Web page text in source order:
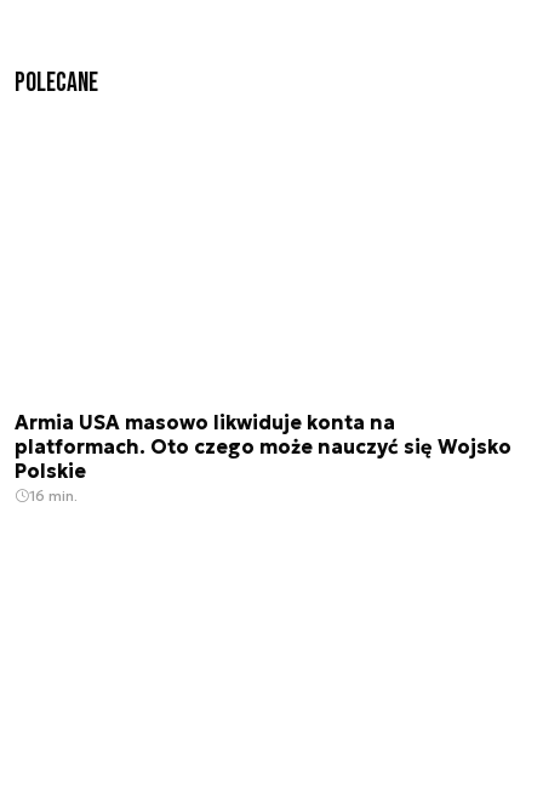
Polecane
Armia USA masowo likwiduje konta na
platformach. Oto czego może nauczyć się Wojsko
Polskie
16 min.